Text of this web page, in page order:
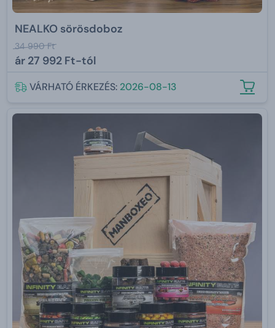
NEALKO sörösdoboz
34 990 Ft
ár 27 992 Ft-tól
VÁRHATÓ ÉRKEZÉS: 2026-08-13